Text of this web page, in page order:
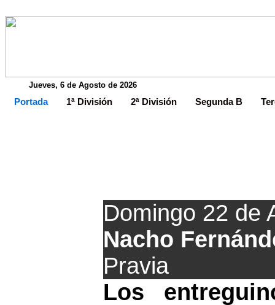
Jueves, 6 de Agosto de 2026
Portada 1ª División 2ª División Segunda B
Domingo 22 de
Nacho
Pravia
Los